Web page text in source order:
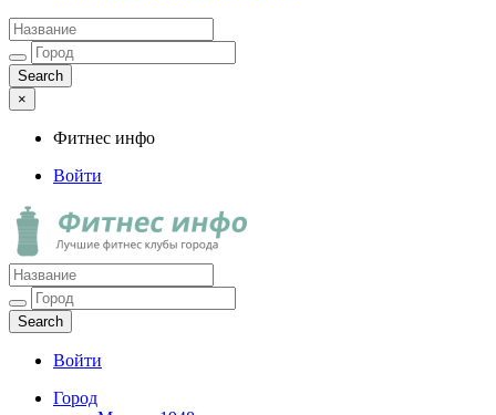
×
Фитнес инфо
Войти
Фитнес инфо
Лучшие фитнес клубы города
Войти
Город